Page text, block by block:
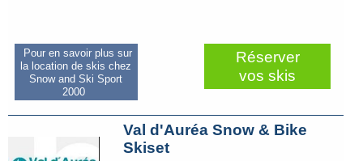
Pour en savoir plus sur
la location de skis chez
Snow and Ski Sport
2000
Réserver
vos skis
Val d'Auréa Snow & Bike
Skiset